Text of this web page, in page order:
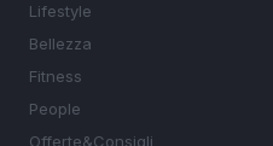
Lifestyle
Bellezza
Fitness
People
Offerte&Consigli